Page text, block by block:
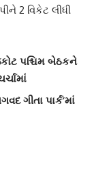
2 વિકેટ લીધી
પશ્ચિમ બેઠકને
ગીતા પાર્ક’માં